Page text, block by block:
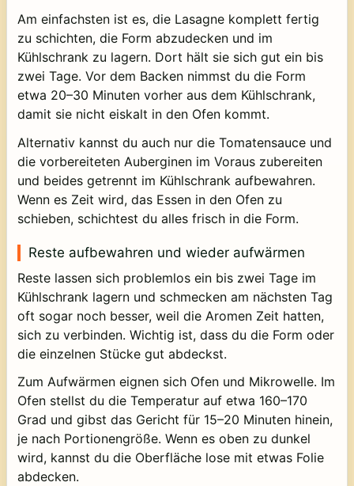
Am einfachsten ist es, die Lasagne komplett fertig
zu schichten, die Form abzudecken und im
Kühlschrank zu lagern. Dort hält sie sich gut ein bis
zwei Tage. Vor dem Backen nimmst du die Form
etwa 20–30 Minuten vorher aus dem Kühlschrank,
damit sie nicht eiskalt in den Ofen kommt.
Alternativ kannst du auch nur die Tomatensauce und
die vorbereiteten Auberginen im Voraus zubereiten
und beides getrennt im Kühlschrank aufbewahren.
Wenn es Zeit wird, das Essen in den Ofen zu
schieben, schichtest du alles frisch in die Form.
Reste aufbewahren und wieder aufwärmen
Reste lassen sich problemlos ein bis zwei Tage im
Kühlschrank lagern und schmecken am nächsten Tag
oft sogar noch besser, weil die Aromen Zeit hatten,
sich zu verbinden. Wichtig ist, dass du die Form oder
die einzelnen Stücke gut abdeckst.
Zum Aufwärmen eignen sich Ofen und Mikrowelle. Im
Ofen stellst du die Temperatur auf etwa 160–170
Grad und gibst das Gericht für 15–20 Minuten hinein,
je nach Portionengröße. Wenn es oben zu dunkel
wird, kannst du die Oberfläche lose mit etwas Folie
abdecken.